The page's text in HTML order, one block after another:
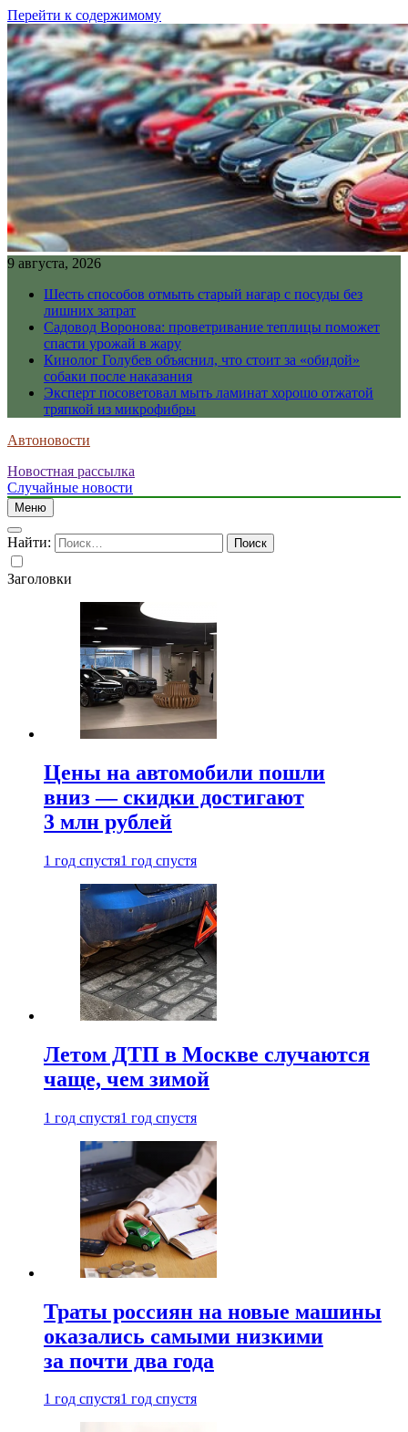
Перейти к содержимому
9 августа, 2026
Шесть способов отмыть старый нагар с посуды без
лишних затрат
Садовод Воронова: проветривание теплицы поможет
спасти урожай в жару
Кинолог Голубев объяснил, что стоит за «обидой»
собаки после наказания
Эксперт посоветовал мыть ламинат хорошо отжатой
тряпкой из микрофибры
Автоновости
Новостная рассылка
Случайные новости
Меню
Найти:
Заголовки
Цены на автомобили пошли
вниз — скидки достигают
3 млн рублей
1 год спустя1 год спустя
Летом ДТП в Москве случаются
чаще, чем зимой
1 год спустя1 год спустя
Траты россиян на новые машины
оказались самыми низкими
за почти два года
1 год спустя1 год спустя